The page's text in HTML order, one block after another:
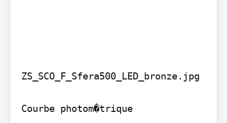
ZS_SCO_F_Sfera500_LED_bronze.jpg
Courbe photom�trique